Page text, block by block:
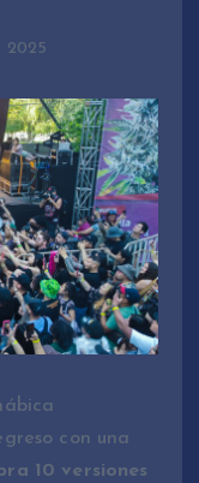
2025
con una
10 versiones